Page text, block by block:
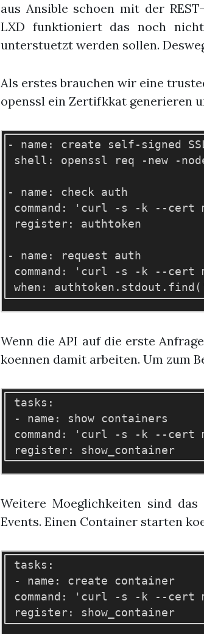
aus Ansible schoen mit der
LXD funktioniert das noch
unterstuetzt werden sollen.
Als erstes brauchen wir eine
openssl ein Zertifkkat generieren
- name: create self-signed
shell: openssl req -new -
- name: check auth
command: 'curl -s -k --cert
register: authtoken
- name: request auth
command: 'curl -s -k --cert
Wenn die API auf die erste
koennen damit arbeiten. Um zum
tasks:
- name: show containers
command: 'curl -s -k --cert
Weitere Moeglichkeiten sind
Events. Einen Container starten
tasks:
- name: create container
command: 'curl -s -k --cert